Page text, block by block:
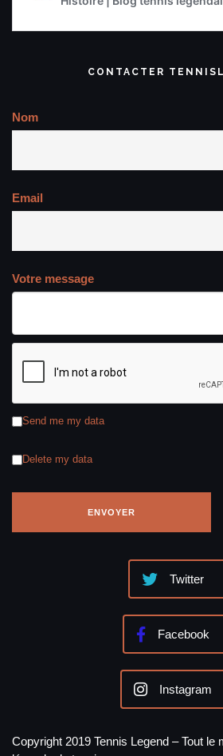
CONTACTER
Nom
Email
Votre message
Send me my data
Delete my data
Twitter
Facebook
Instagram
Copyright 2019 Tennis Legend – Tout le